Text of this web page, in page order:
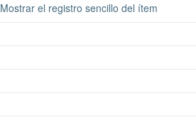
Mostrar el registro sencillo del ítem